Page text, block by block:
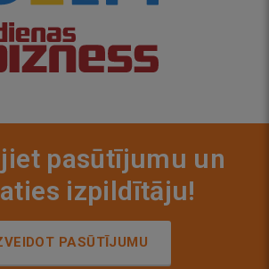
pasūtījumu un
izpildītāju!
PASŪTĪJUMU